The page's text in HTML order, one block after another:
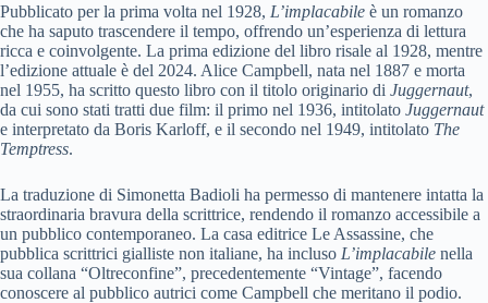
Pubblicato per la prima volta nel 1928, L’implacabile è un romanzo
che ha saputo trascendere il tempo, offrendo un’esperienza di lettura
ricca e coinvolgente. La prima edizione del libro risale al 1928, mentre
l’edizione attuale è del 2024. Alice Campbell, nata nel 1887 e morta
nel 1955, ha scritto questo libro con il titolo originario di Juggernaut,
da cui sono stati tratti due film: il primo nel 1936, intitolato Juggernaut
e interpretato da Boris Karloff, e il secondo nel 1949, intitolato The
Temptress.
La traduzione di Simonetta Badioli ha permesso di mantenere intatta la
straordinaria bravura della scrittrice, rendendo il romanzo accessibile a
un pubblico contemporaneo. La casa editrice Le Assassine, che
pubblica scrittrici gialliste non italiane, ha incluso L’implacabile nella
sua collana “Oltreconfine”, precedentemente “Vintage”, facendo
conoscere al pubblico autrici come Campbell che meritano il podio.